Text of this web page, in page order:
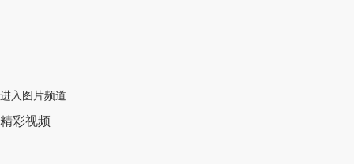
进入图片频道
精彩视频